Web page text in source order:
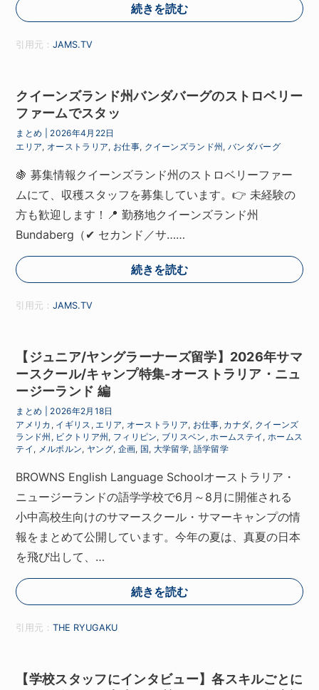
続きを読む
引用元：JAMS.TV
クイーンズランド州バンダバーグのストロベリー
ファームでスタッ
まとめ
2026年4月22日
エリア, オーストラリア, お仕事, クイーンズランド州 ,バンダバーグ
🍇 募集情報クイーンズランド州のストロベリーファー
ムにて、収穫スタッフを募集しています。👉 未経験の
方も歓迎します！📍 勤務地クイーンズランド州
Bundaberg（✔ セカンド／サ……
続きを読む
引用元：JAMS.TV
【ジュニア/ヤングラーナーズ留学】2026年サマ
ースクール/キャンプ特集-オーストラリア・ニュ
ージーランド 編
まとめ
2026年2月18日
アメリカ , イギリス , エリア, オーストラリア, お仕事, カナダ, クイーンズ
ランド州 , ビクトリア州 , フィリピン, ブリスベン , ホームステイ , ホームス
テイ , メルボルン, ヤング, 企画, 国, 大学留学, 語学留学
BROWNS English Language Schoolオーストラリア・
ニュージーランドの語学学校で6月～8月に開催される
小中高校生向けのサマースクール・サマーキャンプの情
報をまとめて公開しています。今年の夏は、真夏の日本
を飛び出して、…
続きを読む
引用元：THE RYUGAKU
【学校スタッフにインタビュー】各スキルごとに